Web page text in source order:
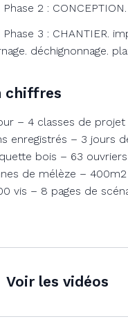
Phase 2 :
Phase 3 : CHANTIER.
déchignonnage.
chiffres
– 4 classes de projet
enregistrés – 3 jours
bois – 63
de mélèze – 400m2
vis – 8 pages de
Voir les vidéos